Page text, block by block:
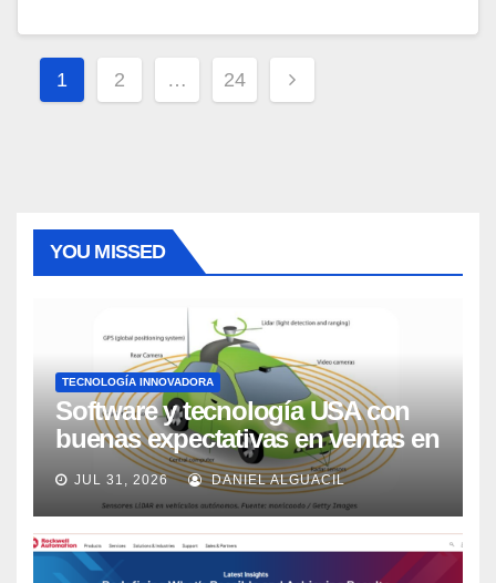
Paginación
de
1 2 … 24
YOU MISSED
TECNOLOGÍA INNOVADORA
Software y tecnología USA con
buenas expectativas en ventas en
los próximos 2 años, según
Market Watch
JUL 31, 2026 DANIEL ALGUACIL